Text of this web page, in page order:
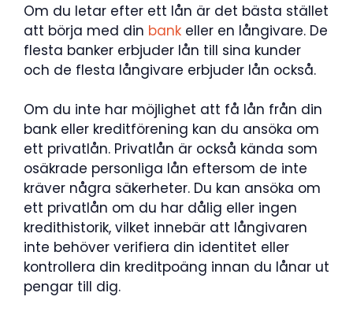
Om du letar efter ett lån är det bästa stället
att börja med din bank eller en långivare. De
flesta banker erbjuder lån till sina kunder
och de flesta långivare erbjuder lån också.
Om du inte har möjlighet att få lån från din
bank eller kreditförening kan du ansöka om
ett privatlån. Privatlån är också kända som
osäkrade personliga lån eftersom de inte
kräver några säkerheter. Du kan ansöka om
ett privatlån om du har dålig eller ingen
kredithistorik, vilket innebär att långivaren
inte behöver verifiera din identitet eller
kontrollera din kreditpoäng innan du lånar ut
pengar till dig.